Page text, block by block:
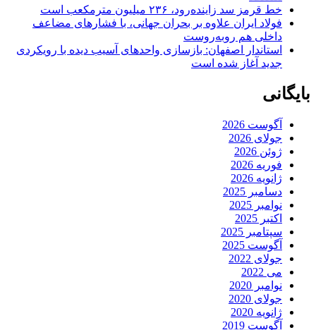
خط قرمز سد زاینده‌رود، ۲۳۶ میلیون مترمکعب است
فولاد ایران علاوه بر بحران جهانی، با فشارهای مضاعف
داخلی هم روبه‌روست
استاندار اصفهان: بازسازی واحدهای آسیب دیده با رویکردی
جدید آغاز شده است
بایگانی
آگوست 2026
جولای 2026
ژوئن 2026
فوریه 2026
ژانویه 2026
دسامبر 2025
نوامبر 2025
اکتبر 2025
سپتامبر 2025
آگوست 2025
جولای 2022
می 2022
نوامبر 2020
جولای 2020
ژانویه 2020
آگوست 2019